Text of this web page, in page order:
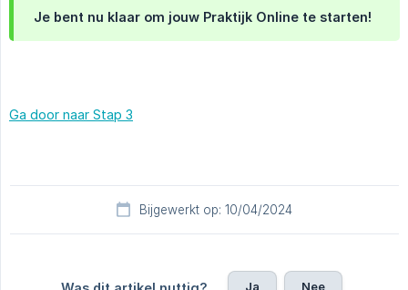
Je bent nu klaar om jouw Praktijk Online te starten!
Ga door naar Stap 3
Bijgewerkt op: 10/04/2024
Ja Nee